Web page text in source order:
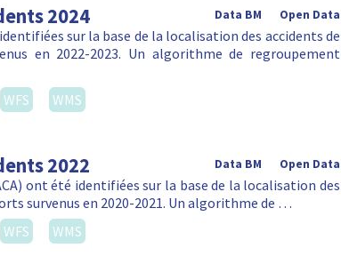
2024 Open Data
Data BM
sur la base de la localisation des accidents de
en 2022-2023. Un algorithme de regroupement
WFS WMS
2022 Open Data
Data BM
ont été identifiées sur la base de la localisation des
survenus en 2020-2021. Un algorithme de …
WFS WMS